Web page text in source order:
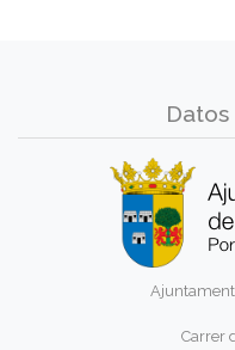
Carrer